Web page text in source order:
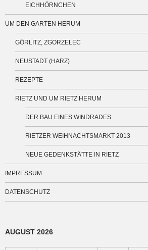
EICHHÖRNCHEN
UM DEN GARTEN HERUM
GÖRLITZ, ZGORZELEC
NEUSTADT (HARZ)
REZEPTE
RIETZ UND UM RIETZ HERUM
DER BAU EINES WINDRADES
RIETZER WEIHNACHTSMARKT 2013
NEUE GEDENKSTÄTTE IN RIETZ
IMPRESSUM
DATENSCHUTZ
AUGUST 2026